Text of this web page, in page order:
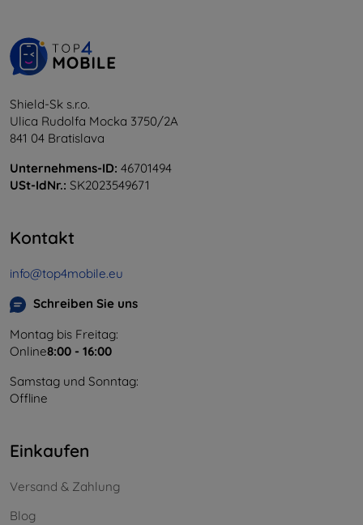
Shield-Sk s.r.o.
Ulica Rudolfa Mocka 3750/2A
841 04 Bratislava
Unternehmens-ID: 46701494
USt-IdNr.: SK2023549671
Kontakt
info@top4mobile.eu
Schreiben Sie uns
Montag bis Freitag:
Online8:00 - 16:00
Samstag und Sonntag:
Offline
Einkaufen
Versand & Zahlung
Blog